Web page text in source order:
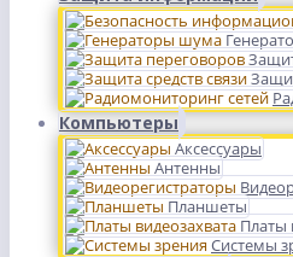
Компьютеры
Аксессуары
Антенны
Планшеты
Платы
Системы